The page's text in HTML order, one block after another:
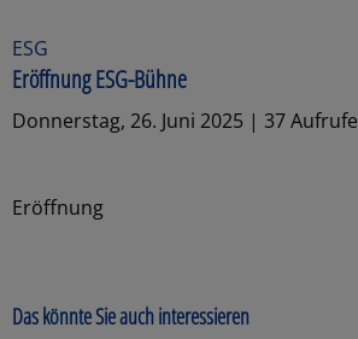
ESG
Eröffnung ESG-Bühne
Donnerstag, 26. Juni 2025 | 37 Aufrufe
Eröffnung
Das könnte Sie auch interessieren